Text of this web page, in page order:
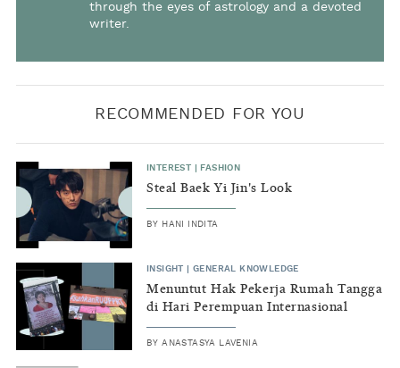
through the eyes of astrology and a devoted
writer.
RECOMMENDED FOR YOU
INTEREST FASHION
Steal Baek Yi Jin's Look
BY HANI INDITA
INSIGHT |GENERAL KNOWLEDGE
Menuntut Hak Pekerja Rumah Tangga
di Hari Perempuan Internasional
BYANASTASYA LAVENIA